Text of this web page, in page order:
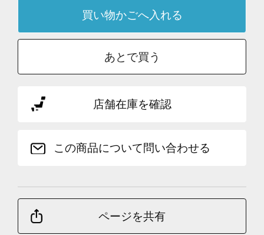
あとで買う
店舗在庫を確認
この商品について問い合わせる
ページを共有